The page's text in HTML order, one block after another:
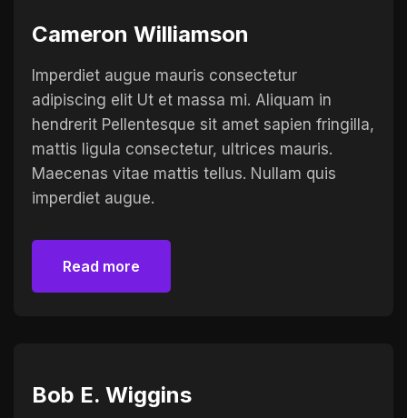
Cameron Williamson
Imperdiet augue mauris consectetur
adipiscing elit Ut et massa mi. Aliquam in
hendrerit Pellentesque sit amet sapien fringilla,
mattis ligula consectetur, ultrices mauris.
Maecenas vitae mattis tellus. Nullam quis
imperdiet augue.
Read more
Bob E. Wiggins